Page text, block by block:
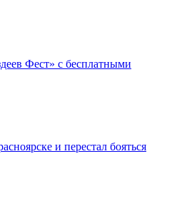
Фест» с бесплатными
и перестал бояться